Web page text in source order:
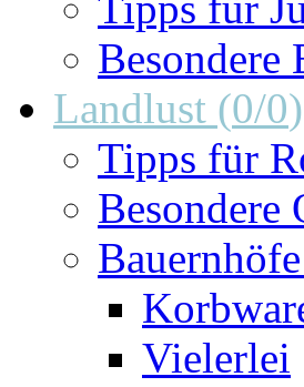
Besondere
Landlust (0/0)
Tipps für
Besondere
Vielerlei